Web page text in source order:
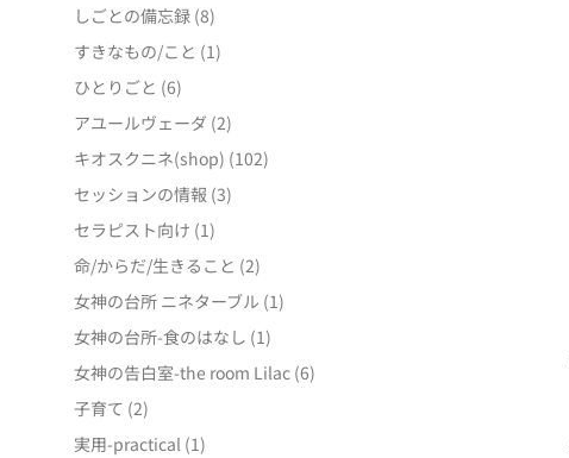
しごとの備忘録 (8)
すきなもの/こと (1)
ひとりごと (6)
アユールヴェーダ (2)
キオスクニネ(shop) (102)
セッションの情報 (3)
セラピスト向け (1)
命/からだ/生きること (2)
女神の台所 ニネターブル (1)
女神の台所-食のはなし (1)
女神の告白室-the room Lilac (6)
子育て (2)
実用-practical (1)